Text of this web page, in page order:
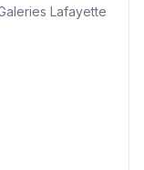
Lafayette